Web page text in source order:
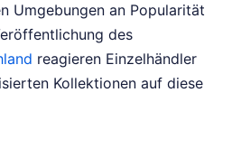
Umgebungen an Popularität
des
reagieren Einzelhändler
Kollektionen auf diese